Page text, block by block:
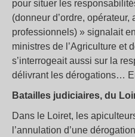
pour situer les
(donneur d’ordre, opérateur,
professionnels) » signalait
ministres de l’Agriculture et
s’interrogeait aussi sur la
délivrant les dérogations…
Batailles judiciaires, du
Dans le Loiret, les
l’annulation d’une